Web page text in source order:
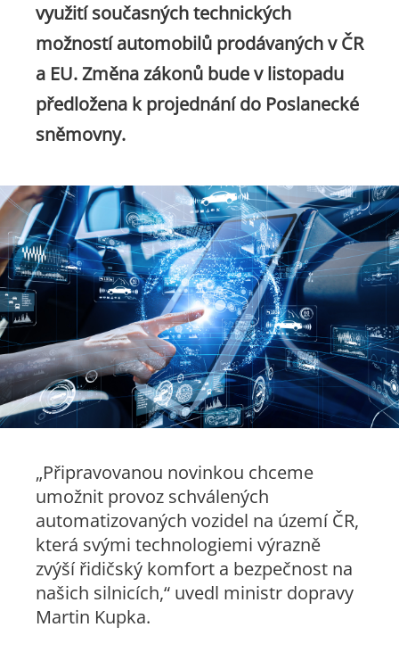
využití současných technických
možností automobilů prodávaných v ČR
a EU. Změna zákonů bude v listopadu
předložena k projednání do Poslanecké
sněmovny.
„Připravovanou novinkou chceme
umožnit provoz schválených
automatizovaných vozidel na území ČR,
která svými technologiemi výrazně
zvýší řidičský komfort a bezpečnost na
našich silnicích,“ uvedl ministr dopravy
Martin Kupka.